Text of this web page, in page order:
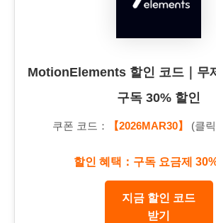
MotionElements 할인 코드｜무
구독 30% 할인
쿠폰 코드： 【2026MAR30】 (클
할인 혜택：구독 요금제
지금 할인 코드
받기